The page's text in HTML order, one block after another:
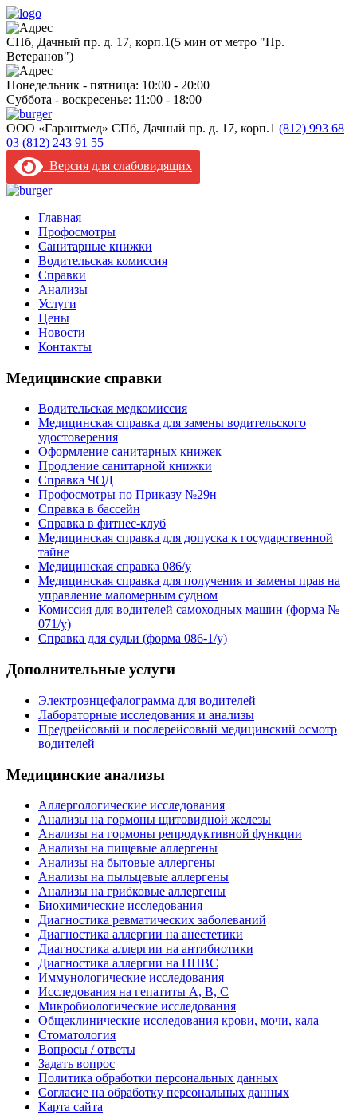
CПб, Дачный пр. д. 17, корп.1(5 мин от метро "Пр.
Ветеранов")
Понедельник - пятница: 10:00 - 20:00
Суббота - воскресенье: 11:00 - 18:00
ООО «Гарантмед» CПб, Дачный пр. д. 17, корп.1 (812) 993 68
03 (812) 243 91 55
Версия для слабовидящих
Главная
Профосмотры
Санитарные книжки
Водительская комиссия
Справки
Анализы
Услуги
Цены
Новости
Контакты
Медицинские справки
Водительская медкомиссия
Медицинская справка для замены водительского
удостоверения
Оформление санитарных книжек
Продление санитарной книжки
Справка ЧОД
Профосмотры по Приказу №29н
Справка в бассейн
Справка в фитнес-клуб
Медицинская справка для допуска к государственной
тайне
Медицинская справка 086/у
Медицинская справка для получения и замены прав на
управление маломерным судном
Комиссия для водителей самоходных машин (форма №
071/у)
Справка для судьи (форма 086-1/у)
Дополнительные услуги
Электроэнцефалограмма для водителей
Лабораторные исследования и анализы
Предрейсовый и послерейсовый медицинский осмотр
водителей
Медицинские анализы
Аллергологические исследования
Анализы на гормоны щитовидной железы
Анализы на гормоны репродуктивной функции
Анализы на пищевые аллергены
Анализы на бытовые аллергены
Анализы на пыльцевые аллергены
Анализы на грибковые аллергены
Биохимические исследования
Диагностика ревматических заболеваний
Диагностика аллергии на анестетики
Диагностика аллергии на антибиотики
Диагностика аллергии на НПВС
Иммунологические исследования
Исследования на гепатиты А, В, С
Микробиологические исследования
Общеклинические исследования крови, мочи, кала
Стоматология
Вопросы / ответы
Задать вопрос
Политика обработки персональных данных
Согласие на обработку персональных данных
Карта сайта